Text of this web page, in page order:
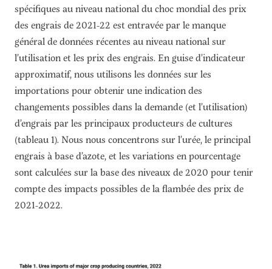
spécifiques au niveau national du choc mondial des prix
des engrais de 2021-22 est entravée par le manque
général de données récentes au niveau national sur
l’utilisation et les prix des engrais. En guise d’indicateur
approximatif, nous utilisons les données sur les
importations pour obtenir une indication des
changements possibles dans la demande (et l’utilisation)
d’engrais par les principaux producteurs de cultures
(tableau 1). Nous nous concentrons sur l’urée, le principal
engrais à base d’azote, et les variations en pourcentage
sont calculées sur la base des niveaux de 2020 pour tenir
compte des impacts possibles de la flambée des prix de
2021-2022.